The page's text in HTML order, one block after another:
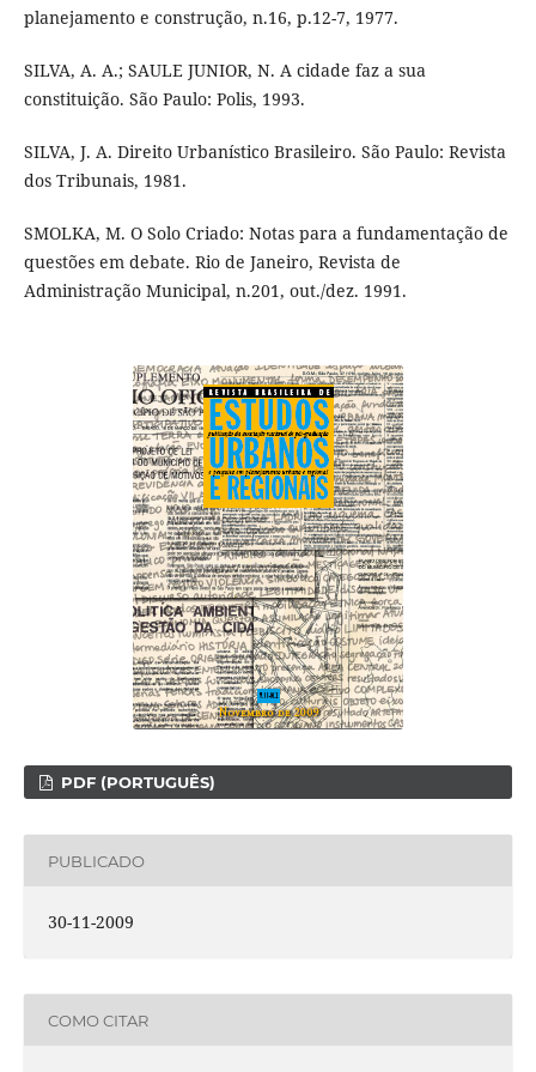
planejamento e construção, n.16, p.12-7, 1977.
SILVA, A. A.; SAULE JUNIOR, N. A cidade faz a sua
constituição. São Paulo: Polis, 1993.
SILVA, J. A. Direito Urbanístico Brasileiro. São Paulo: Revista
dos Tribunais, 1981.
SMOLKA, M. O Solo Criado: Notas para a fundamentação de
questões em debate. Rio de Janeiro, Revista de
Administração Municipal, n.201, out./dez. 1991.
PDF (PORTUGUÊS)
PUBLICADO
30-11-2009
COMO CITAR